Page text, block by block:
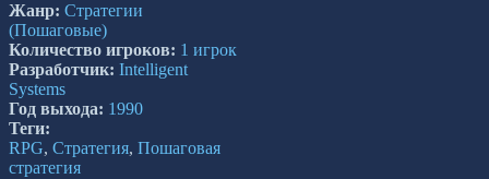
Жанр: Стратегии
(Пошаговые)
Количество игроков: 1 игрок
Разработчик: Intelligent
Systems
Год выхода: 1990
Теги:
RPG, Стратегия, Пошаговая
стратегия